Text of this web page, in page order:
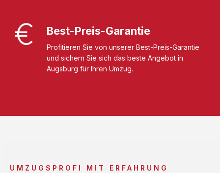
Best-Preis-Garantie
Profitieren Sie von unserer Best-Preis-Garantie
und sichern Sie sich das beste Angebot in
Augsburg für Ihren Umzug.
UMZUGSPROFI MIT ERFAHRUNG